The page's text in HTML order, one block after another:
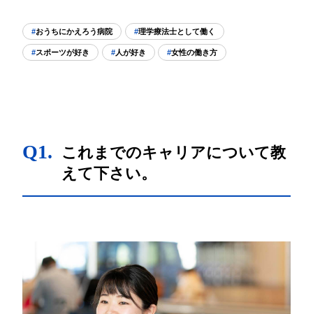
おうちにかえろう病院 理学療法士として働く
スポーツが好き 人が好き 女性の働き方
Q1.
これまでのキャリアについて教
えて下さい。